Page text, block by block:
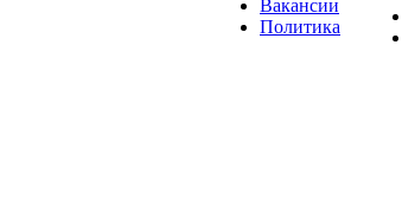
Вакансии
Политика